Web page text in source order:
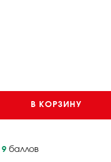
В КОРЗИНУ
9 баллов